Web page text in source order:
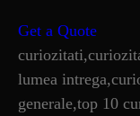
Get a Quote
lumea
generale,top 10